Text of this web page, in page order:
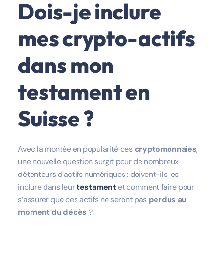
Dois-je inclure
mes crypto-actifs
dans mon
testament en
Suisse ?
Avec la montée en popularité des cryptomonnaies,
une nouvelle question surgit pour de nombreux
détenteurs d’actifs numériques : doivent-ils les
inclure dans leurtestamentet comment faire pour
s’assurer que ces actifs ne seront pas perdus au
moment du décès ?